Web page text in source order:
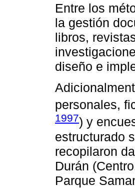
Entre los
la gestión
libros,
diseño e
personales,
1997) y
estructurado
recopilaron
Durán
Parque